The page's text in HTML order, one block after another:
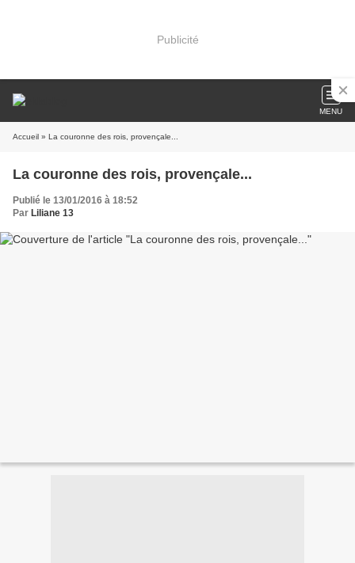
Publicité
MENU
Accueil » La couronne des rois, provençale...
La couronne des rois, provençale...
Publié le 13/01/2016 à 18:52
Par Liliane 13